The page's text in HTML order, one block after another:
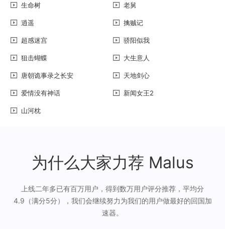
生命树 老舅
逍遥 擒贼记
超感迷宫 骄阳似我
狙击蝴蝶 大生意人
唐朝诡事录之长安 天地剑心
爱情没有神话 新闻女王2
山河枕
为什么大家力荐 Malus
上线二年多已有百万用户，得到数万用户评分推荐，平均分
4.9（满分5分），我们会继续努力为我们的用户做最好的回国加
速器。